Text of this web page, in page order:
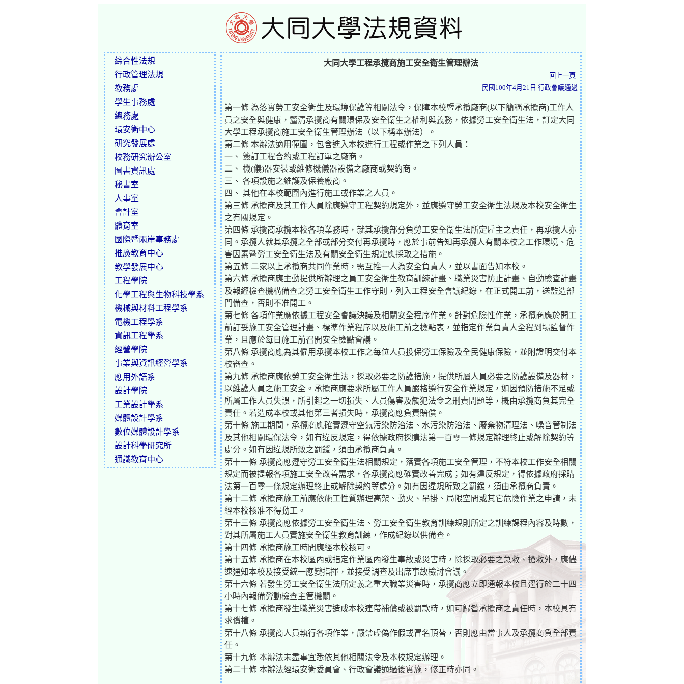
綜合性法規
行政管理法規
教務處
學生事務處
總務處
環安衛中心
研究發展處
校務研究辦公室
圖書資訊處
秘書室
人事室
會計室
體育室
國際暨兩岸事務處
推廣教育中心
教學發展中心
工程學院
化學工程與生物科技學系
機械與材料工程學系
電機工程學系
資訊工程學系
經營學院
事業與資訊經營學系
應用外語系
設計學院
工業設計學系
媒體設計學系
數位媒體設計學系
設計科學研究所
通識教育中心
大同大學工程承攬商施工安全衛生管理辦法
回上一頁
民國100年4月21日 行政會議通過
第一條 為落實勞工安全衛生及環境保護等相關法令，保障本校暨承攬廠商(以下簡稱承攬商)工作人
員之安全與健康，釐清承攬商有關環保及安全衛生之權利與義務，依據勞工安全衛生法，訂定大同
大學工程承攬商施工安全衛生管理辦法（以下稱本辦法）。
第二條 本辦法適用範圍，包含進入本校進行工程或作業之下列人員：
一、 簽訂工程合約或工程訂單之廠商。
二、 機(儀)器安裝或維修機儀器設備之廠商或契約商。
三、 各項設施之維護及保養廠商。
四、 其他在本校範圍內進行施工或作業之人員。
第三條 承攬商及其工作人員除應遵守工程契約規定外，並應遵守勞工安全衛生法規及本校安全衛生
之有關規定。
第四條 承攬商承攬本校各項業務時，就其承攬部分負勞工安全衛生法所定雇主之責任，再承攬人亦
同。承攬人就其承攬之全部或部分交付再承攬時，應於事前告知再承攬人有關本校之工作環境、危
害因素暨勞工安全衛生法及有關安全衛生規定應採取之措施。
第五條 二家以上承攬商共同作業時，需互推一人為安全負責人，並以書面告知本校。
第六條 承攬商應主動提供所辦理之員工安全衛生教育訓練計畫、職業災害防止計畫、自動檢查計畫
及報經檢查機構備查之勞工安全衛生工作守則，列入工程安全會議紀錄，在正式開工前，送監造部
門備查，否則不准開工。
第七條 各項作業應依據工程安全會議決議及相關安全程序作業。針對危險性作業，承攬商應於開工
前訂妥施工安全管理計畫、標準作業程序以及施工前之檢點表，並指定作業負責人全程到場監督作
業，且應於每日施工前召開安全檢點會議。
第八條 承攬商應為其僱用承攬本校工作之每位人員投保勞工保險及全民健康保險，並附證明交付本
校審查。
第九條 承攬商應依勞工安全衛生法，採取必要之防護措施，提供所屬人員必要之防護設備及器材，
以維護人員之施工安全。承攬商應要求所屬工作人員嚴格遵行安全作業規定，如因預防措施不足或
所屬工作人員失誤，所引起之一切損失、人員傷害及觸犯法令之刑責問題等，概由承攬商負其完全
責任。若造成本校或其他第三者損失時，承攬商應負責賠償。
第十條 施工期間，承攬商應確實遵守空氣污染防治法、水污染防治法、廢棄物清理法、噪音管制法
及其他相關環保法令，如有違反規定，得依據政府採購法第一百零一條規定辦理終止或解除契約等
處分。如有因違規所致之罰鍰，須由承攬商負責。
第十一條 承攬商應遵守勞工安全衛生法相關規定，落實各項施工安全管理，不符本校工作安全相關
規定而被提報各項施工安全改善需求，各承攬商應確實改善完成；如有違反規定，得依據政府採購
法第一百零一條規定辦理終止或解除契約等處分。如有因違規所致之罰鍰，須由承攬商負責。
第十二條 承攬商施工前應依施工性質辦理高架、動火、吊掛、局限空間或其它危險作業之申請，未
經本校核准不得動工。
第十三條 承攬商應依據勞工安全衛生法、勞工安全衛生教育訓練規則所定之訓練課程內容及時數，
對其所屬施工人員實施安全衛生教育訓練，作成紀錄以供備查。
第十四條 承攬商施工時間應經本校核可。
第十五條 承攬商在本校區內或指定作業區內發生事故或災害時，除採取必要之急救、搶救外，應儘
速通知本校及接受統一應變指揮，並接受調查及出席事故檢討會議。
第十六條 若發生勞工安全衛生法所定義之重大職業災害時，承攬商應立即通報本校且逕行於二十四
小時內報備勞動檢查主管機關。
第十七條 承攬商發生職業災害造成本校連帶補償或被罰款時，如可歸昝承攬商之責任時，本校具有
求償權。
第十八條 承攬商人員執行各項作業，嚴禁虛偽作假或冒名頂替，否則應由當事人及承攬商負全部責
任。
第十九條 本辦法未盡事宜悉依其他相關法令及本校規定辦理。
第二十條 本辦法經環安衛委員會、行政會議通過後實施，修正時亦同。